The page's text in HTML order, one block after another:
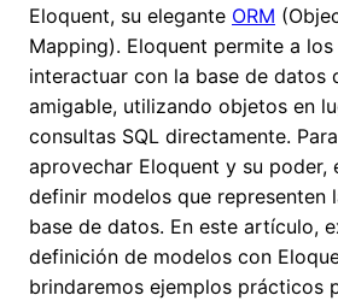
Eloquent, su elegante ORM
Mapping). Eloquent permite a
interactuar con la base de datos
amigable, utilizando objetos en
consultas SQL directamente.
aprovechar Eloquent y su poder,
definir modelos que representen
base de datos. En este artículo,
definición de modelos con
brindaremos ejemplos prácticos